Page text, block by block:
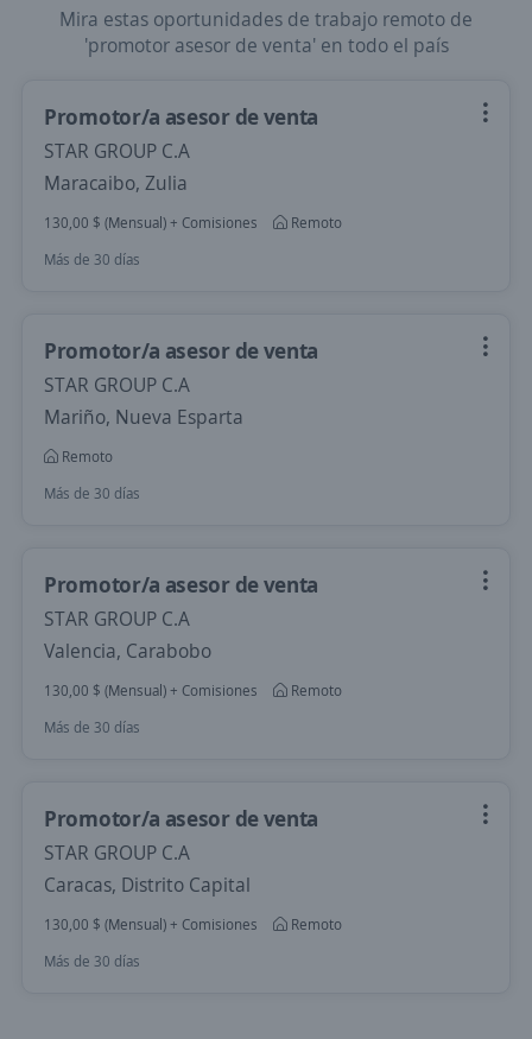
Mira estas oportunidades de trabajo remoto de
'promotor asesor de venta' en todo el país
Promotor/a asesor de venta
STAR GROUP C.A
Maracaibo, Zulia
130,00 $ (Mensual) + Comisiones
Remoto
Más de 30 días
Promotor/a asesor de venta
STAR GROUP C.A
Mariño, Nueva Esparta
Remoto
Más de 30 días
Promotor/a asesor de venta
STAR GROUP C.A
Valencia, Carabobo
130,00 $ (Mensual) + Comisiones
Remoto
Más de 30 días
Promotor/a asesor de venta
STAR GROUP C.A
Caracas, Distrito Capital
130,00 $ (Mensual) + Comisiones
Remoto
Más de 30 días